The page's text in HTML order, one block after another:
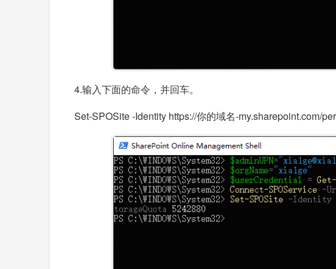
4.输入下面的命令，并回车。
Set-SPOSite -Identity https://你的域名-my.sharepoint.com/